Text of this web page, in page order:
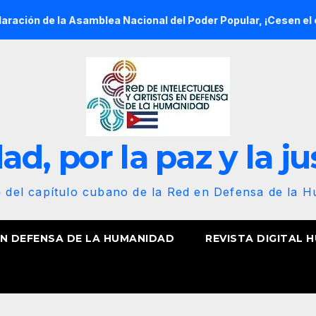
Nacional del Poder Popular, ¡Cesen el cerco
por la paz y la
del capítulo cubano de la Red en Defensa de la
DEFENSA DE LA HUMANIDAD REVISTA DIGITAL